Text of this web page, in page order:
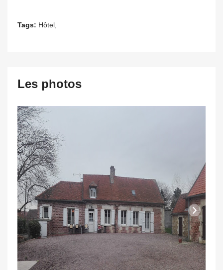
Tags: Hôtel,
Les photos